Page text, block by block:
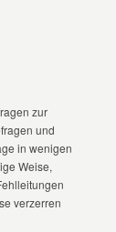
zur
und
in wenigen
Weise,
verzerren